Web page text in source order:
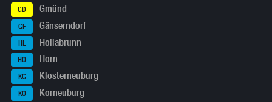
GD Gmünd
GF Gänserndorf
HL Hollabrunn
HO Horn
KG Klosterneuburg
KO Korneuburg